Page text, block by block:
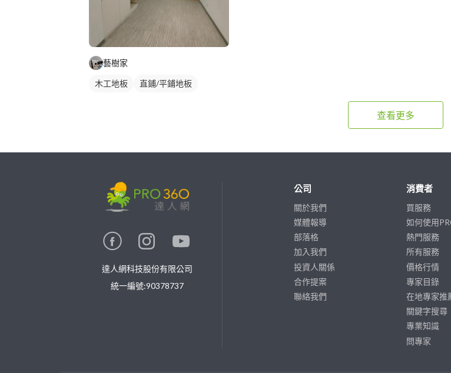
藝樹家
木工地板 直鋪/平鋪地板
查看更多
達人網科技股份有限公司
統一編號:90378737
公司
關於我們
媒體報導
部落格
加入我們
投資人關係
合作提案
聯絡我們
消費者
買服務
如何使用
熱門服務
所有服務
價格行情
專家目錄
在地專家推
關鍵字搜尋
專業知識
問專家